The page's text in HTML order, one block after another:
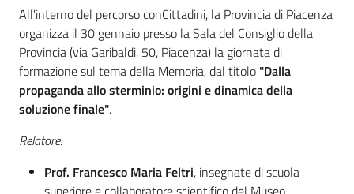
Seguici
su
Cos'è
All'interno del percorso conCittadini, la Provincia di Piacenza
organizza il 30 gennaio presso la Sala del Consiglio della
Provincia (via Garibaldi, 50, Piacenza) la giornata di
formazione sul tema della Memoria, dal titolo "Dalla
propaganda allo sterminio: origini e dinamica della
soluzione finale".
Relatore:
Prof. Francesco Maria Feltri, insegnate di scuola